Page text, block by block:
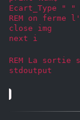
Ecart_Type "
REM on ferme
close img
next i
REM La sortie
stdoutput